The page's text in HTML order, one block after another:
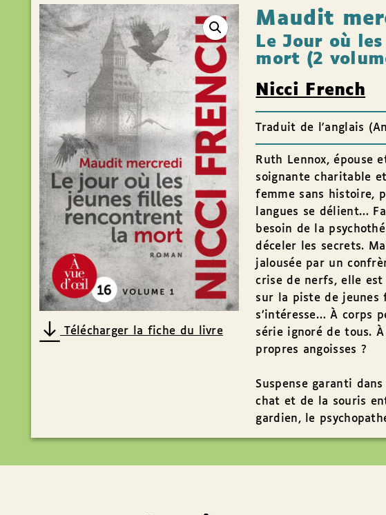
Télécharger la fiche du livre
Maudit
Le Jour où
mort (2
Nicci French
Traduit de l'anglais
Ruth Lennox, épouse
soignante charitable
femme sans histoire,
langues se délient…
besoin de la
déceler les secrets.
jalousée par un
crise de nerfs, elle
sur la piste de jeunes
s’intéresse… À corps
série ignoré de tous.
propres angoisses ?
Suspense garanti
chat et de la souris
gardien, le